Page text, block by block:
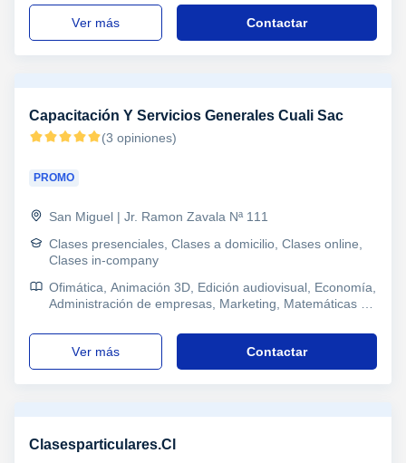
ver más Contactar
Capacitación Y Servicios Generales Cuali Sac
(3 opiniones)
PROMO
San Miguel | Jr. Ramon Zavala Nª 111
Clases presenciales, Clases a domicilio, Clases online,
Clases in-company
Ofimática, Animación 3D, Edición audiovisual, Economía,
Administración de empresas, Marketing, Matemáticas y
Macroeconomía
ver más
Contactar
Clasesparticulares.Cl